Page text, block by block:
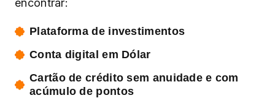
Plataforma de investimentos
Conta digital em Dólar
Cartão de crédito sem anuidade e com
acúmulo de pontos